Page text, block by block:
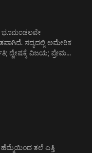
ಭೂಮಂಡಲವೇ
ಸದ್ಯದಲ್ಲಿ ಅಮೇರಿಕ
ದ್ವೇಷಕ್ಕೆ ವಿಜಯ; ಪ್ರೇಮ…
ಹೆಮ್ಮೆಯಿಂದ ತಲೆ ಎತ್ತಿ